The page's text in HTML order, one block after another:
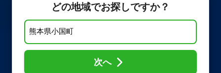
どの地域でお探しですか？
次へ